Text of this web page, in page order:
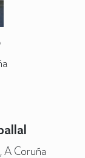
A Coruña